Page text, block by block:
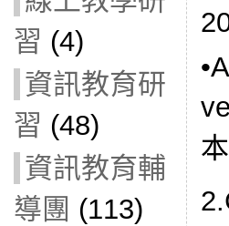
習 (4)
資訊教育研
習 (48)
資訊教育輔
導團 (113)
本